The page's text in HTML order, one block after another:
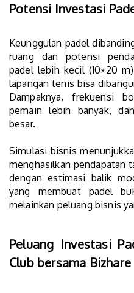
Potensi Investasi
Keunggulan padel
ruang dan potensi
padel lebih kecil (10×20
lapangan tenis bisa
Dampaknya, frekuensi
pemain lebih banyak,
besar.
Simulasi bisnis
menghasilkan pendapatan
dengan estimasi balik
yang membuat padel
melainkan peluang bisnis
Peluang Investasi
Club bersama Bizhare